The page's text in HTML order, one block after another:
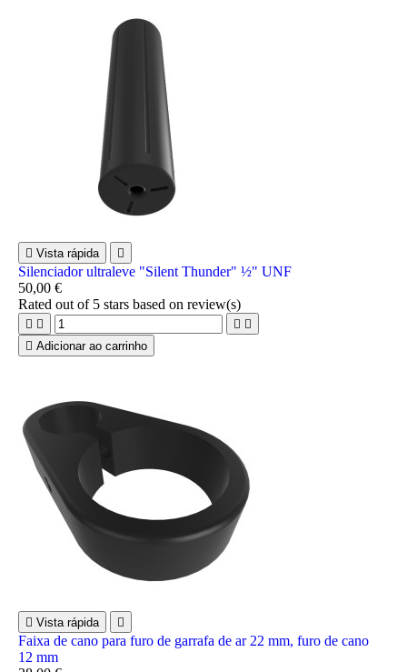
 Vista rápida 
Silenciador ultraleve "Silent Thunder" ½" UNF
50,00 €
Rated out of 5 stars based on review(s)
   
 Adicionar ao carrinho
 Vista rápida 
Faixa de cano para furo de garrafa de ar 22 mm, furo de cano
12 mm